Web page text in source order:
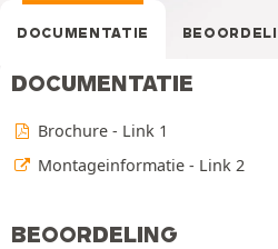
DOCUMENTATIE
DOCUMENTATIE
Brochure - Link 1
Montageinformatie - Link 2
BEOORDELING